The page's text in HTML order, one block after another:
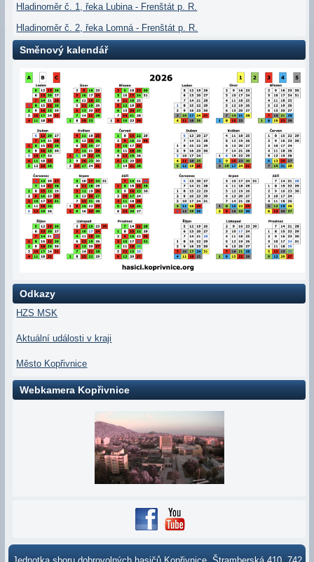
Hladinoměr č. 1, řeka Lubina - Frenštát p. R.
Hladinoměr č. 2, řeka Lomná - Frenštát p. R.
Směnový kalendář
Odkazy
HZS MSK
Aktuální události v kraji
Město Kopřivnice
Webkamera Kopřivnice